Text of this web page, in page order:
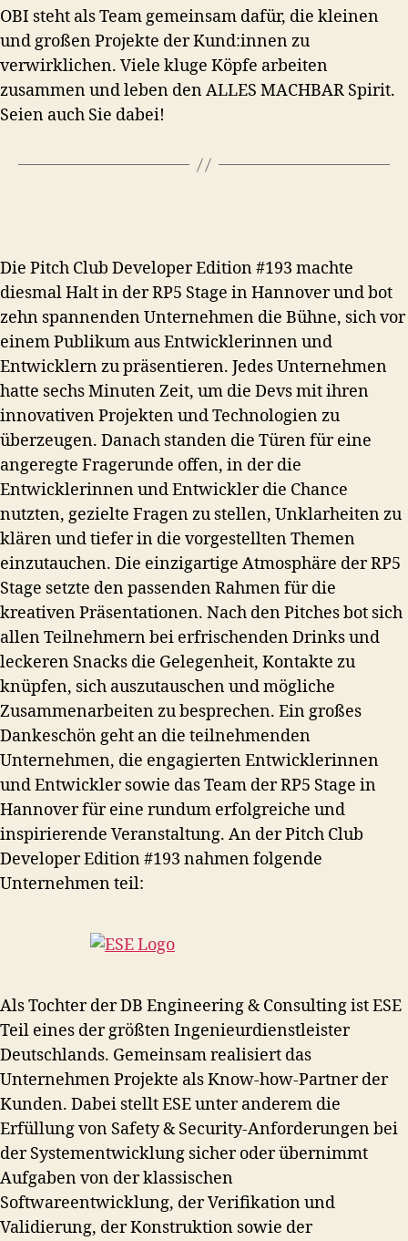
OBI steht als Team gemeinsam dafür, die kleinen
und großen Projekte der Kund:innen zu
verwirklichen. Viele kluge Köpfe arbeiten
zusammen und leben den ALLES MACHBAR Spirit.
Seien auch Sie dabei!
Die Pitch Club Developer Edition #193 machte
diesmal Halt in der RP5 Stage in Hannover und bot
zehn spannenden Unternehmen die Bühne, sich vor
einem Publikum aus Entwicklerinnen und
Entwicklern zu präsentieren. Jedes Unternehmen
hatte sechs Minuten Zeit, um die Devs mit ihren
innovativen Projekten und Technologien zu
überzeugen. Danach standen die Türen für eine
angeregte Fragerunde offen, in der die
Entwicklerinnen und Entwickler die Chance
nutzten, gezielte Fragen zu stellen, Unklarheiten zu
klären und tiefer in die vorgestellten Themen
einzutauchen. Die einzigartige Atmosphäre der RP5
Stage setzte den passenden Rahmen für die
kreativen Präsentationen. Nach den Pitches bot sich
allen Teilnehmern bei erfrischenden Drinks und
leckeren Snacks die Gelegenheit, Kontakte zu
knüpfen, sich auszutauschen und mögliche
Zusammenarbeiten zu besprechen. Ein großes
Dankeschön geht an die teilnehmenden
Unternehmen, die engagierten Entwicklerinnen
und Entwickler sowie das Team der RP5 Stage in
Hannover für eine rundum erfolgreiche und
inspirierende Veranstaltung. An der Pitch Club
Developer Edition #193 nahmen folgende
Unternehmen teil:
Als Tochter der DB Engineering & Consulting ist ESE
Teil eines der größten Ingenieurdienstleister
Deutschlands. Gemeinsam realisiert das
Unternehmen Projekte als Know-how-Partner der
Kunden. Dabei stellt ESE unter anderem die
Erfüllung von Safety & Security-Anforderungen bei
der Systementwicklung sicher oder übernimmt
Aufgaben von der klassischen
Softwareentwicklung, der Verifikation und
Validierung, der Konstruktion sowie der